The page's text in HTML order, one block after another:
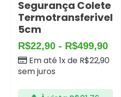
Segurança Colete
Termotransferivel
5cm
R$22,90 - R$499,90
Em até 1x de R$22,90
sem juros